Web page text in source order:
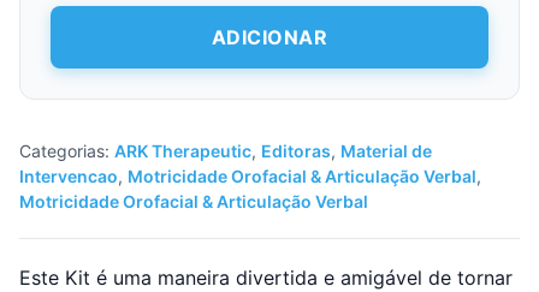
Quantidade
ARK'S
Kit
-
Treino
beber
com
ADICIONAR
Categorias: ARK Therapeutic, Editoras, Material de
Intervencao, Motricidade Orofacial & Articulação Verbal,
Motricidade Orofacial & Articulação Verbal
Este Kit é uma maneira divertida e amigável de tornar